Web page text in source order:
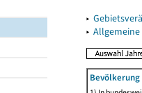
▸
▸